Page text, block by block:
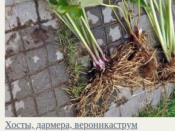
Хосты, дармера, вероникаструм